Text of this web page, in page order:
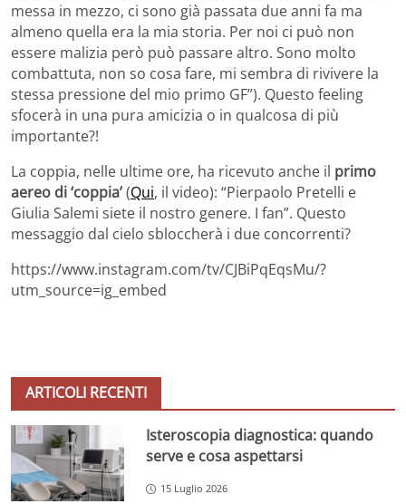
messa in mezzo, ci sono già passata due anni fa ma
almeno quella era la mia storia. Per noi ci può non
essere malizia però può passare altro. Sono molto
combattuta, non so cosa fare, mi sembra di rivivere la
stessa pressione del mio primo GF”). Questo feeling
sfocerà in una pura amicizia o in qualcosa di più
importante?!
La coppia, nelle ultime ore, ha ricevuto anche il primo
aereo di ‘coppia’(Qui, il video): “Pierpaolo Pretelli e
Giulia Salemi siete il nostro genere. I fan”. Questo
messaggio dal cielo sbloccherà i due concorrenti?
https://www.instagram.com/tv/CJBiPqEqsMu/?
utm_source=ig_embed
ARTICOLI RECENTI
Isteroscopia diagnostica: quando
serve e cosa aspettarsi
15 Luglio 2026